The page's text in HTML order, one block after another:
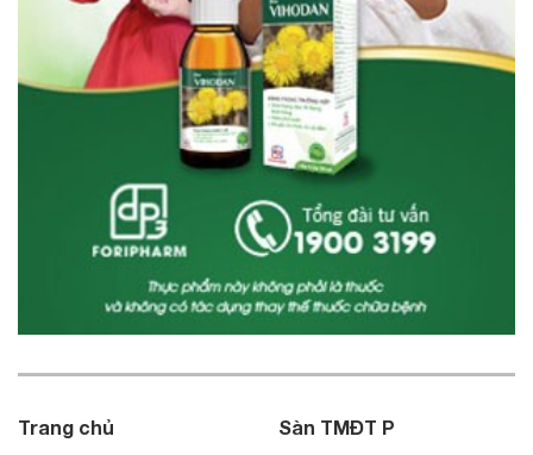
Trang chủ Sàn TMĐT P